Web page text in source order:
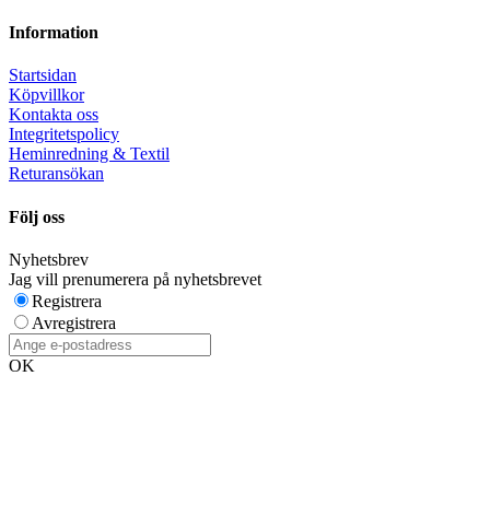
Information
Startsidan
Köpvillkor
Kontakta oss
Integritetspolicy
Heminredning & Textil
Returansökan
Följ oss
Nyhetsbrev
Jag vill prenumerera på nyhetsbrevet
Registrera
Avregistrera
OK